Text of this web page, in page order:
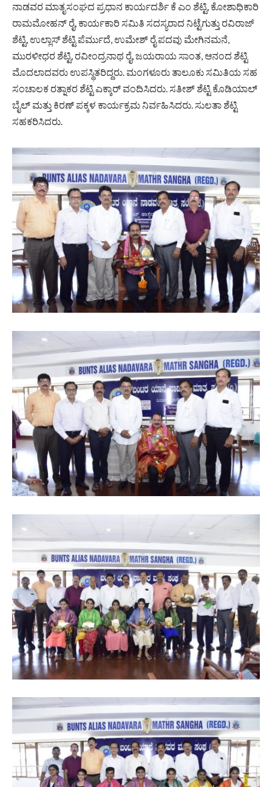
ನಾಡವರ ಮಾತೃಸಂಘದ ಪ್ರಧಾನ ಕಾರ್ಯದರ್ಶಿ ಕೆ ಎಂ ಶೆಟ್ಟಿ, ಕೋಶಾಧಿಕಾರಿ
ರಾಮಮೋಹನ್ ರೈ, ಕಾರ್ಯಕಾರಿ ಸಮಿತಿ ಸದಸ್ಯರಾದ ನಿಟ್ಟೆಗುತ್ತು ರವಿರಾಜ್
ಶೆಟ್ಟಿ, ಉಲ್ಲಾಸ್ ಶೆಟ್ಟಿ ಪೆರ್ಮುದೆ, ಉಮೇಶ್ ರೈ ಪದವು ಮೇಗಿನಮನೆ,
ಮುರಳೀಧರ ಶೆಟ್ಟಿ, ರವೀಂದ್ರನಾಥ ರೈ, ಜಯರಾಯ ಸಾಂತ, ಆನಂದ ಶೆಟ್ಟಿ
ಮೊದಲಾದವರು ಉಪಸ್ಥಿತರಿದ್ದರು. ಮಂಗಳೂರು ತಾಲೂಕು ಸಮಿತಿಯ ಸಹ
ಸಂಚಾಲಕ ರತ್ನಾಕರ ಶೆಟ್ಟಿ ಎಕ್ಕಾರ್ ವಂದಿಸಿದರು. ಸತೀಶ್ ಶೆಟ್ಟಿ ಕೊಡಿಯಾಲ್
ಬೈಲ್ ಮತ್ತು ಕಿರಣ್ ಪಕ್ಕಳ ಕಾರ್ಯಕ್ರಮ ನಿರ್ವಹಿಸಿದರು. ಸುಲತಾ ಶೆಟ್ಟಿ
ಸಹಕರಿಸಿದರು.